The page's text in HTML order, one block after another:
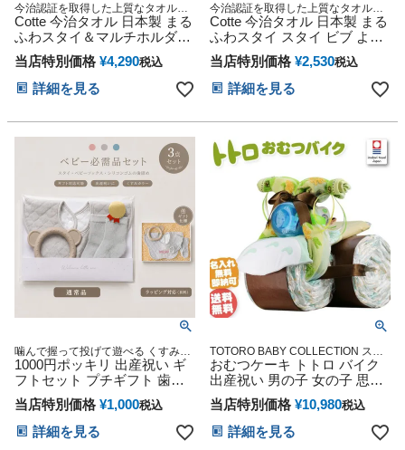
今治認証を取得した上質なタオル地
を使用 挨拶 吸水 国産 日本製 ブラン
ド 贈り物 ブランド プレゼント 速乾
Cotte 今治タオル 日本製 まる
ふわスタイ＆マルチホルダー
セット スタイ ビブ よだれか
け 出産祝い 刺繍 名入れ 肌触
り ベビーギフト 安心 安全 妊
娠祝い 誕生日 赤ちゃん 子供
三 初節句 子供の日 ギフトセ
ット 人気 端午の節句 桃の節
句 ひな祭り 男の子 女の子
当店特別価格 ¥4,290税込
詳細を見る
今治認証を取得した上質なタオル地
を使用 挨拶 吸水 国産 日本製 ブラン
ド 贈り物 ブランド プレゼント 速乾
Cotte 今治タオル 日本製 まる
ふわスタイ スタイ ビブ よだ
れかけ 敏感肌 赤ちゃん 出産
祝い 刺繍 名入れ 肌触り ベビ
ーギフト 安心 安全 妊娠祝い
誕生日 赤ちゃん 子供 出産 ベ
句 子供の日 ギフトセット 人
気 端午の節句 桃の節句 ひな
祭り 男の子 女の子
当店特別価格 ¥2,530税込
詳細を見る
噛んで握って投げて遊べる くすみカ
ラー かわいい ベビーシリコン シン
プル おしゃれ 人気 ナチュラル
1000円ポッキリ 出産祝い ギ
フトセット プチギフト 歯固
め シリコン 食品衛生法検査
合格 ベビー おもちゃ トイ に
ぎにぎ くすみカラー スタイ
ビブ よだれかけ 赤ちゃん 刺
当店特別価格 ¥1,000税込
詳細を見る
TOTORO BABY COLLECTION スタ
ジオジブリ アニメ キャラクター 出
産記念 御出産祝い 誕生日祝い
おむつケーキ トトロ バイク
出産祝い 男の子 女の子 思い
出 赤ちゃん 子供 出産 マタニ
ティ マタニティフォト パパ
ママ ベイビー お父さん お母
さん クリスマス ハロウィン
当店特別価格 ¥10,980税込
詳細を見る